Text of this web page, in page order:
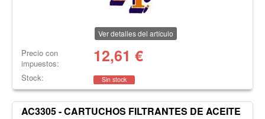
Ver detalles del artículo
Precio con
impuestos:
12,61 €
Stock: Sin stock
AC3305 - CARTUCHOS FILTRANTES DE ACEITE